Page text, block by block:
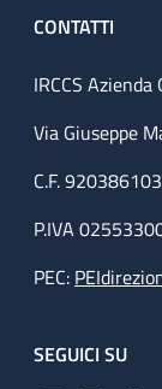
CONTATTI
IRCCS
Via Giuseppe
C.F.
P.IVA
PEC:
SEGUICI SU